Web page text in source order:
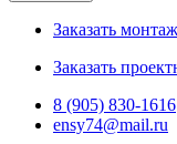
Заказать
Заказать
8 (905) 830-1616
ensy74@mail.ru